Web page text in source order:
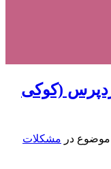
(کوکی
در مشکلات